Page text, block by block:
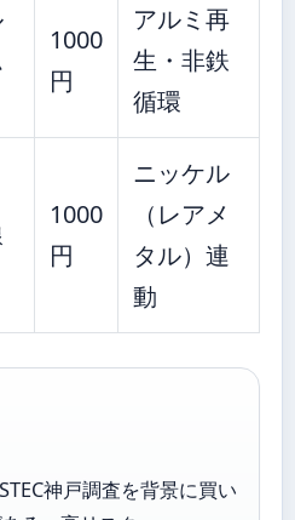
1000
円
アルミ再
生・非鉄
循環
1000
円
ニッケル
（レアメ
タル）連
動
神戸調査を背景に買い